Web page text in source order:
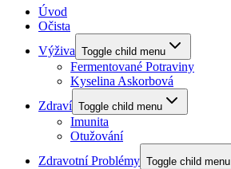
Úvod
Očista
Výživa Toggle child menu
Fermentované Potraviny
Kyselina Askorbová
Zdraví Toggle child menu
Imunita
Otužování
Zdravotní Problémy Toggle child menu